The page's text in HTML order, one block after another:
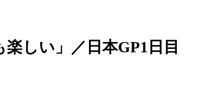
しい」／日本GP1日目